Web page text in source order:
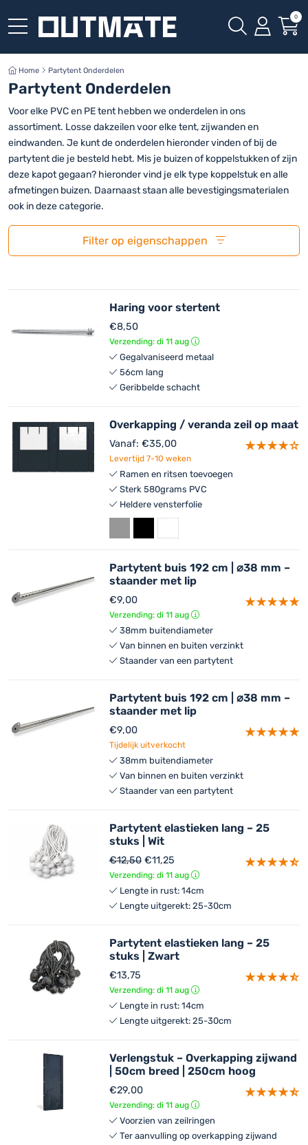
0
Home Partytent Onderdelen
Partytent Onderdelen
Voor elke PVC en PE tent hebben we onderdelen in ons
assortiment. Losse dakzeilen voor elke tent, zijwanden en
eindwanden. Je kunt de onderdelen hieronder vinden of bij de
partytent die je besteld hebt. Mis je buizen of koppelstukken of zijn
deze kapot gegaan? hieronder vind je elk type koppelstuk en alle
afmetingen buizen. Daarnaast staan alle bevestigingsmaterialen
ook in deze categorie.
Filter op eigenschappen
Haring voor stertent
€8,50
Verzending: di 11 aug
Gegalvaniseerd metaal
56cm lang
Geribbelde schacht
Overkapping / veranda zeil op maat
Vanaf: €35,00
Levertijd 7-10 weken
Ramen en ritsen toevoegen
Sterk 580grams PVC
Heldere vensterfolie
Partytent buis 192 cm | ⌀38 mm –
staander met lip
€9,00
Verzending: di 11 aug
38mm buitendiameter
Van binnen en buiten verzinkt
Staander van een partytent
Partytent buis 192 cm | ⌀38 mm –
staander met lip
€9,00
Tijdelijk uitverkocht
38mm buitendiameter
Van binnen en buiten verzinkt
Staander van een partytent
Partytent elastieken lang – 25
stuks | Wit
€12,50 Oorspronkelijke
prijs
was:
€12,50.
€11,25De
huidige
prijs
is:
Verzending: di 11 aug
Lengte in rust: 14cm
Lengte uitgerekt: 25-30cm
Partytent elastieken lang – 25
stuks | Zwart
€13,75
Verzending: di 11 aug
Lengte in rust: 14cm
Lengte uitgerekt: 25-30cm
Verlengstuk – Overkapping zijwand
| 50cm breed | 250cm hoog
€29,00
Verzending: di 11 aug
Voorzien van zeilringen
Ter aanvulling op overkapping zijwand